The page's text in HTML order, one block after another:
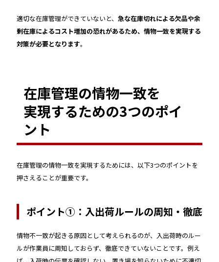
適切な在庫管理ができていないと、 急な在庫切れによる欠品や余
剰在庫によるコスト増加の恐れがあるため、情物一致を実現する
対策が必要となります。
在庫管理の情物一致を
実現するための3つのポイ
ント
在庫管理の情物一致を実現するためには、以下3つのポイントを
押さえることが重要です。
ポイント①：入出荷ルールの周知・徹底
情物不一致が起きる原因として考えられるのが、入出荷時のルー
ルが作業員に周知しておらず、徹底できていないことです。例え